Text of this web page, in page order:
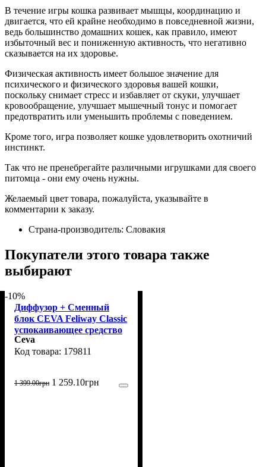
В течение игры кошка развивает мышцы, координацию и
двигается, что ей крайне необходимо в повседневной жизни,
ведь большинство домашних кошек, как правило, имеют
избыточный вес и пониженную активность, что негативно
сказывается на их здоровье.
Физическая активность имеет большое значение для
психического и физического здоровья вашей кошки,
поскольку снимает стресс и избавляет от скуки, улучшает
кровообращение, улучшает мышечный тонус и помогает
предотвратить или уменьшить проблемы с поведением.
Кроме того, игра позволяет кошке удовлетворить охотничий
инстинкт.
Так что не пренебрегайте различными игрушками для своего
питомца - они ему очень нужны.
Желаемый цвет товара, пожалуйста, указывайте в
комментарии к заказу.
Страна-производитель: Словакия
Покупатели этого товара также
выбирают
-10%
Диффузор + Сменный
блок CEVA Feliway Classic
успокаивающее средство
для кошек, 48 мл
Ceva
179811
1 399.00грн 1 259.10грн